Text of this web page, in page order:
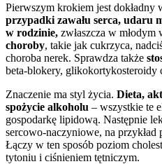
Pierwszym krokiem jest dokładny
przypadki zawału serca, udaru
w rodzinie, zwłaszcza w
choroby, takie jak cukrzyca,
choroba nerek. Sprawdza także
beta-blokery, glikokortykosteroidy
Znaczenie ma styl życia. Dieta,
spożycie alkoholu – wszystkie te
gospodarkę lipidową. Następnie
sercowo-naczyniowe, na przykład
Łączy w ten sposób poziom
tytoniu i ciśnieniem tętniczym.